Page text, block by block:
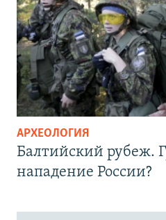
АРХЕОЛОГИЯ
Балтийский рубеж.
нападение России?